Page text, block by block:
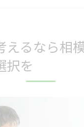
ブルが少ない脚脱毛
機器の種類と特徴一覧
ブル対策に注目のケア方
えるなら相
択を